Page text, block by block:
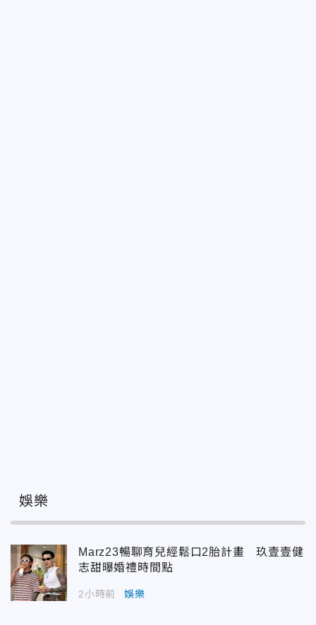
娛樂
Marz23暢聊育兒經鬆口2胎計畫 玖壹壹健
志甜曝婚禮時間點
2小時前 娛樂